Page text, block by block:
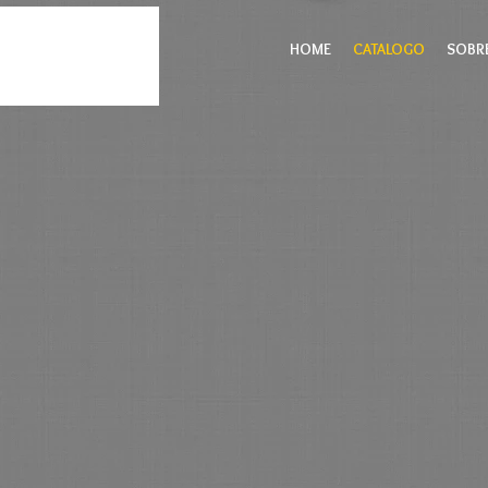
HOME CATALOGO